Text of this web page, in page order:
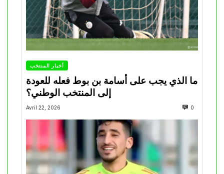
أخبار المنتخب
ما الذي يجب على أسامة بن بوط فعله للعودة
إلى المنتخب الوطني؟
Avril 22, 2026 0